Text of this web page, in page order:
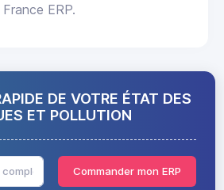
ERP.
DE VOTRE ÉTAT DES
ET POLLUTION
Commander mon ERP